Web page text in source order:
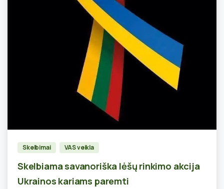
Skelbimai VAS veikla
Skelbiama savanoriška lėšų rinkimo akcija
Ukrainos kariams paremti